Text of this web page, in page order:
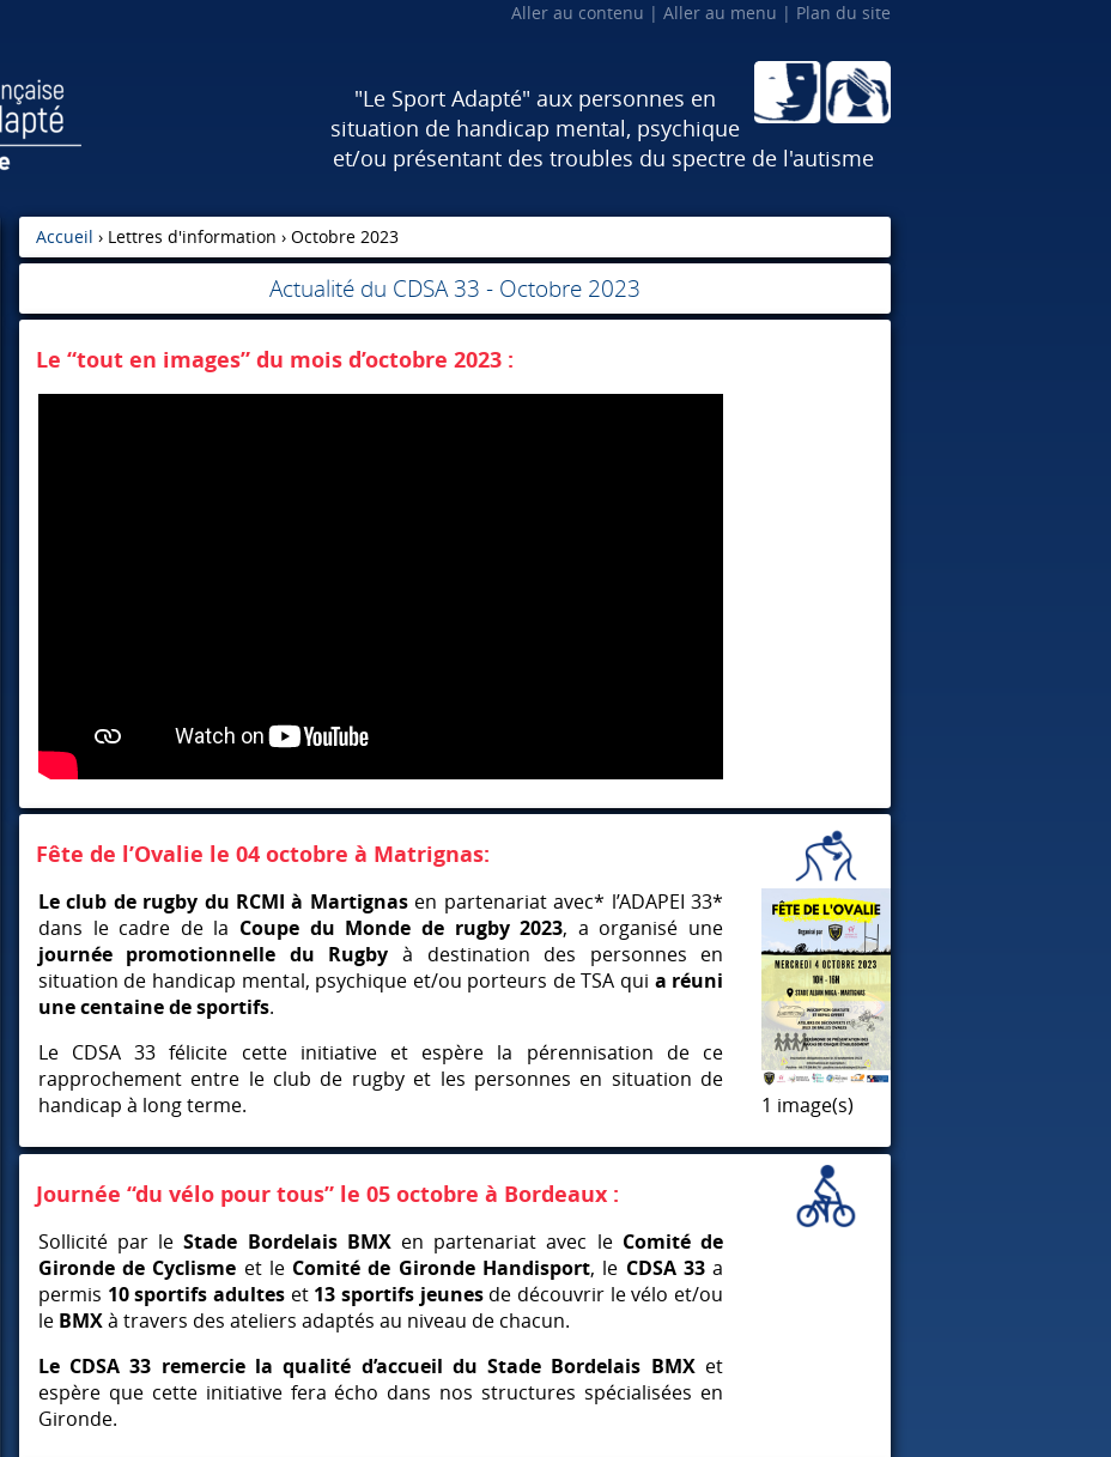
Aller au contenu Aller au menu Plan du site
"Le Sport Adapté" aux personnes en
situation de handicap mental, psychique
et/ou présentant des troubles du spectre de l'autisme
Accueil › Lettres d'information ›Octobre 2023
Actualité du CDSA 33 - Octobre 2023
Le “tout en images” du mois d’octobre 2023 :
Fête de l’Ovalie le 04 octobre à Matrignas:
Le club de rugby du RCMI à Martignasen partenariat avec* l’ADAPEI 33*
dans le cadre de la Coupe du Monde de rugby 2023, a organisé une
journée promotionnelle du Rugby à destination des personnes en
situation de handicap mental, psychique et/ou porteurs deTSA qui a réuni
une centaine de sportifs.
Le CDSA 33 félicite cette initiative et espère la pérennisation de ce
rapprochement entre le club de rugby et les personnes en situation de
handicap à long terme.
1 image(s)
Journée “du vélo pour tous” le 05 octobre à Bordeaux :
Sollicité par leStade Bordelais BMXen partenariat avec le Comité de
Gironde de Cyclisme et le Comité de Gironde Handisport, le CDSA33a
permis 10 sportifs adulteset 13 sportifs jeunesde découvrir le vélo et/ou
le BMXà travers des ateliers adaptés au niveau de chacun.
Le CDSA 33 remercie la qualité d’accueil du Stade Bordelais BMXet
espère que cette initiative fera écho dans nos structures spécialisées en
Gironde.